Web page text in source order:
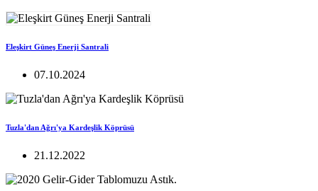
Eleşkirt Güneş Enerji Santrali
07.10.2024
Tuzla'dan Ağrı'ya Kardeşlik Köprüsü
21.12.2022